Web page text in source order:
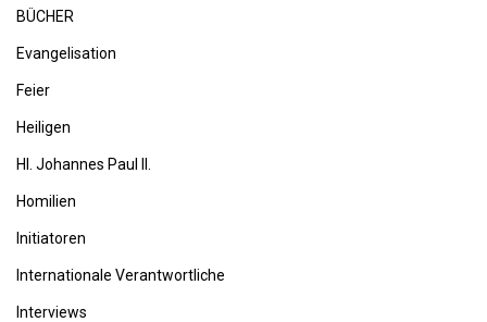
BÜCHER
Evangelisation
Feier
Heiligen
Hl. Johannes Paul II.
Homilien
Initiatoren
Internationale Verantwortliche
Interviews